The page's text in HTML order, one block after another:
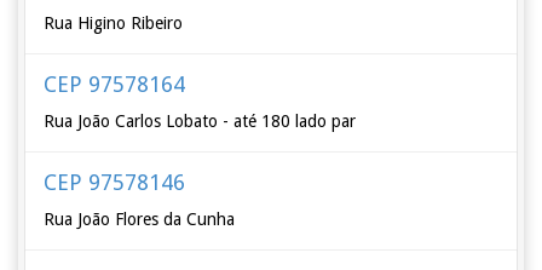
Rua Higino Ribeiro
CEP 97578164
Rua João Carlos Lobato - até 180 lado par
CEP 97578146
Rua João Flores da Cunha